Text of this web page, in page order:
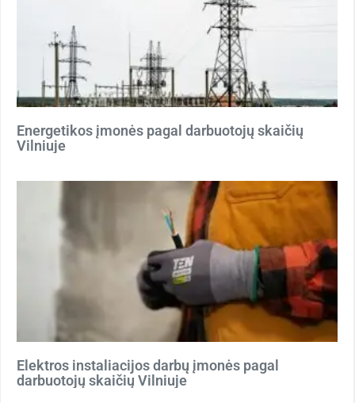
Energetikos įmonės pagal darbuotojų skaičių
Vilniuje
Elektros instaliacijos darbų įmonės pagal
darbuotojų skaičių Vilniuje